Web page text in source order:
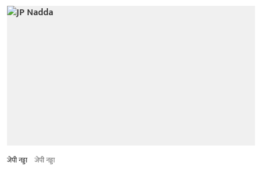
जेपी नड्डा जेपी नड्डा